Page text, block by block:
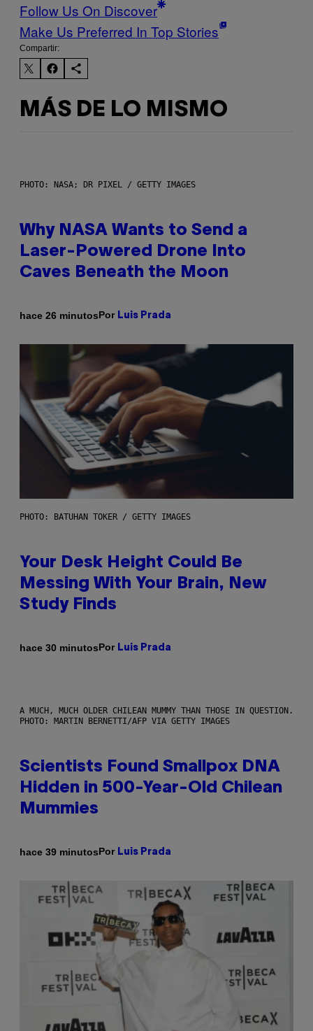
Follow Us On Discover
Make Us Preferred In Top Stories
Compartir:
MÁS DE LO MISMO
PHOTO: NASA; DR PIXEL / GETTY IMAGES
Why NASA Wants to Send a
Laser-Powered Drone Into
Caves Beneath the Moon
hace 26 minutosPor Luis Prada
PHOTO: BATUHAN TOKER / GETTY IMAGES
Your Desk Height Could Be
Messing With Your Brain, New
Study Finds
hace 30 minutosPor Luis Prada
A MUCH, MUCH OLDER CHILEAN MUMMY THAN THOSE IN QUESTION.
PHOTO: MARTIN BERNETTI/AFP VIA GETTY IMAGES
Scientists Found Smallpox DNA
Hidden in 500-Year-Old Chilean
Mummies
hace 39 minutosPor Luis Prada